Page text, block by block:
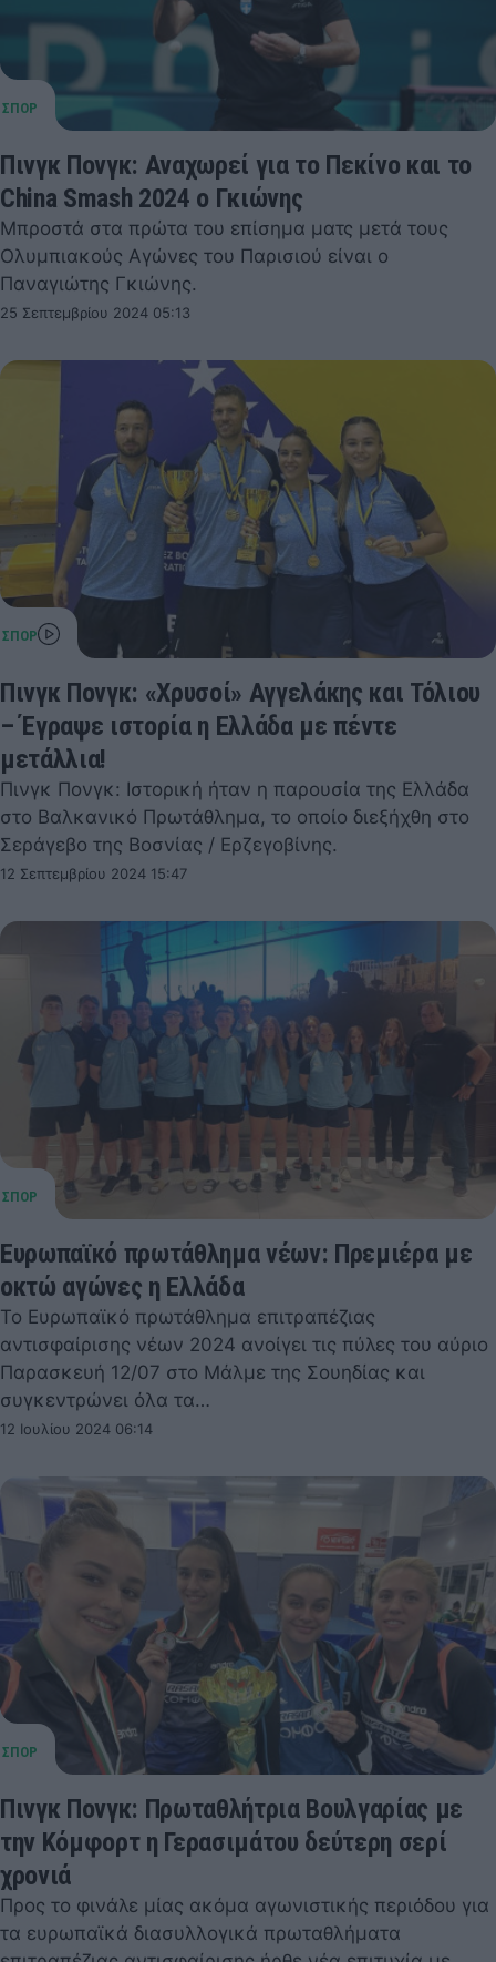
Πινγκ Πονγκ: Αναχωρεί για το Πεκίνο και το
China Smash 2024 ο Γκιώνης
Μπροστά στα πρώτα του επίσημα ματς μετά τους
Ολυμπιακούς Αγώνες του Παρισιού είναι ο
Παναγιώτης Γκιώνης.
25 Σεπτεμβρίου 2024 05:13
Πινγκ Πονγκ: «Χρυσοί» Αγγελάκης και Τόλιου
– Έγραψε ιστορία η Ελλάδα με πέντε
μετάλλια!
Πινγκ Πονγκ: Ιστορική ήταν η παρουσία της Ελλάδα
στο Βαλκανικό Πρωτάθλημα, το οποίο διεξήχθη στο
Σεράγεβο της Βοσνίας / Ερζεγοβίνης.
12 Σεπτεμβρίου 2024 15:47
Ευρωπαϊκό πρωτάθλημα νέων: Πρεμιέρα με
οκτώ αγώνες η Ελλάδα
Το Ευρωπαϊκό πρωτάθλημα επιτραπέζιας
αντισφαίρισης νέων 2024 ανοίγει τις πύλες του αύριο
Παρασκευή 12/07 στο Μάλμε της Σουηδίας και
συγκεντρώνει όλα τα…
12 Ιουλίου 2024 06:14
Πινγκ Πονγκ: Πρωταθλήτρια Βουλγαρίας με
την Κόμφορτ η Γερασιμάτου δεύτερη σερί
χρονιά
Προς το φινάλε μίας ακόμα αγωνιστικής περιόδου για
τα ευρωπαϊκά διασυλλογικά πρωταθλήματα